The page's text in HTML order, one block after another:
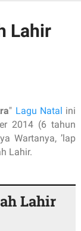
Lahir
" Lagu Natal ini
2014 (6 tahun
Wartanya, ’lap
Lahir.
Lahir